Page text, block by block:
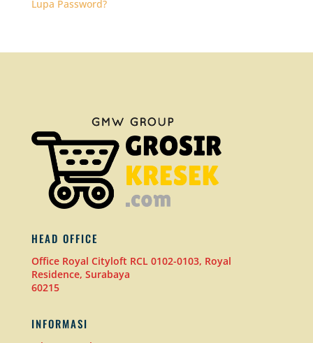
Lupa Password?
HEAD OFFICE
Office Royal Cityloft RCL 0102-0103, Royal
Residence, Surabaya
60215
INFORMASI